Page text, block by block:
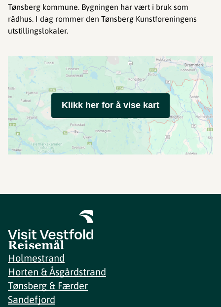
Tønsberg kommune. Bygningen har vært i bruk som
rådhus. I dag rommer den Tønsberg Kunstforeningens
utstillingslokaler.
Klikk her for å vise kart
Reisemål
Holmestrand
Horten & Åsgårdstrand
Tønsberg & Færder
Sandefjord